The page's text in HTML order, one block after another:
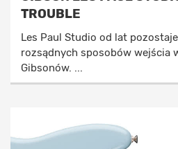
TROUBLE
Les Paul Studio od lat
rozsądnych sposobów wejścia
Gibsonów. ...